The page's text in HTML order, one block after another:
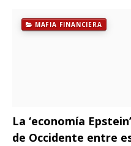
MAFIA FINANCIERA
La ‘economía
de Occidente entre